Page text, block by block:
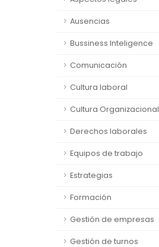
Ausencias
Bussiness Inteligence
Comunicación
Cultura laboral
Cultura Organizacional
Derechos laborales
Equipos de trabajo
Estrategias
Formación
Gestión de empresas
Gestión de turnos